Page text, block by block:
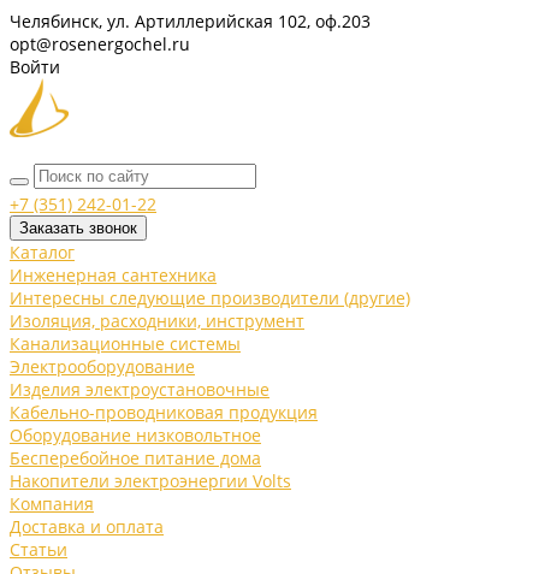
Челябинск, ул. Артиллерийская 102, оф.203
opt@rosenergochel.ru
Войти
+7 (351) 242-01-22
Заказать звонок
Каталог
Инженерная сантехника
Интересны следующие производители (другие)
Изоляция, расходники, инструмент
Канализационные системы
Электрооборудование
Изделия электроустановочные
Кабельно-проводниковая продукция
Оборудование низковольтное
Бесперебойное питание дома
Накопители электроэнергии Volts
Компания
Доставка и оплата
Статьи